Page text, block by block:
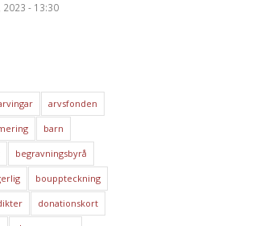
- 13:30
arvsfonden
barn
begravningsbyrå
bouppteckning
donationskort